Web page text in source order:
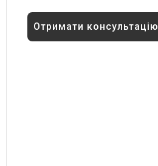
Отримати консультацію